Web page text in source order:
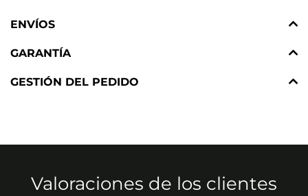
ENVÍOS
GARANTÍA
GESTIÓN DEL PEDIDO
Valoraciones de los clientes